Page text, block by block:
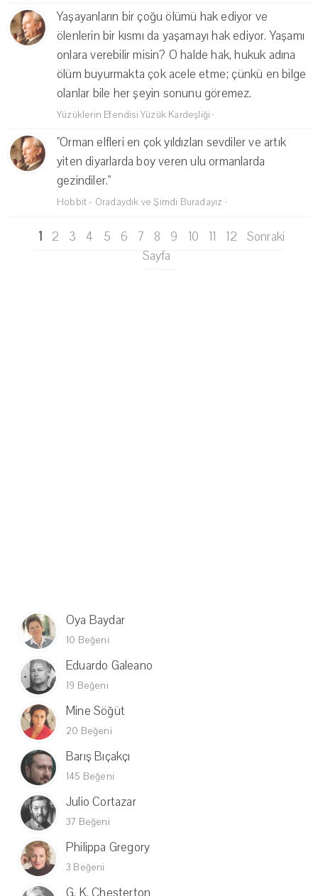
Yaşayanların bir çoğu ölümü hak ediyor ve
ölenlerin bir kısmı da yaşamayı hak ediyor. Yaşamı
onlara verebilir misin? O halde hak, hukuk adına
ölüm buyurmakta çok acele etme; çünkü en bilge
olanlar bile her şeyin sonunu göremez.
Yüzüklerin Efendisi Yüzük Kardeşliği ·
"Orman elfleri en çok yıldızları sevdiler ve artık
yiten diyarlarda boy veren ulu ormanlarda
gezindiler."
Hobbit - Oradaydık ve Şimdi Buradayız ·
1 2 3 4 5 6 7 8 9 10 11 12
Sonraki
Sayfa
Oya Baydar
10 Beğeni
Eduardo Galeano
19 Beğeni
Mine Söğüt
20 Beğeni
Barış Bıçakçı
145 Beğeni
Julio Cortazar
37 Beğeni
Philippa Gregory
3 Beğeni